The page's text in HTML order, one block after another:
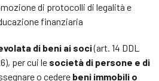
di protocolli di legalità e
finanziaria
di beni ai soci(art. 14 DDL
per cui le società di persone e di
o cedere beni immobili o